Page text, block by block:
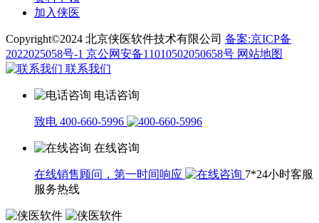
加入侠医
Copyright©2024 北京侠医软件技术有限公司 备案:京ICP备
2022025058号-1 京公网安备11010502050658号 网站地图
联系我们
电话咨询
致电 400-660-5996
在线咨询
在线销售顾问，第一时间响应
7*24小时客服
服务热线